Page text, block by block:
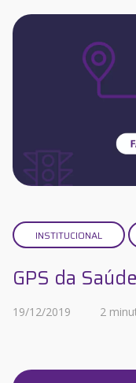
INSTITUCIONAL
GPS da
19/12/2019 2